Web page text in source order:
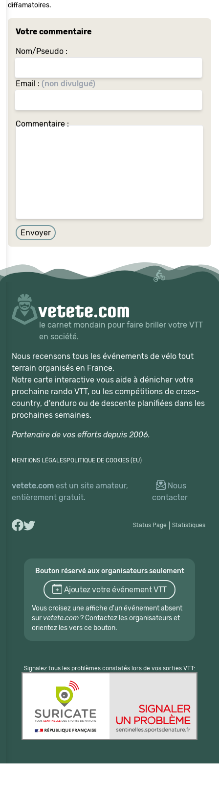
diffamatoires.
Votre commentaire
Nom/Pseudo :
Email : (non divulgué)
Commentaire :
Envoyer
le carnet mondain pour faire briller votre VTT
en société.
Nous recensons tous les événements de vélo tout
terrain organisés en France.
Notre carte interactive vous aide à dénicher votre
prochaine rando VTT, ou les compétitions de cross-
country, d'enduro ou de descente planifiées dans les
prochaines semaines.
Partenaire de vos efforts depuis 2006.
MENTIONS LÉGALESPOLITIQUE DE COOKIES (EU)
vetete.com est un site amateur,
entièrement gratuit.
Nous
contacter
Status Page Statistiques
Bouton réservé aux organisateurs seulement
Ajoutez votre événement VTT
Vous croisez une affiche d'un événement absent
sur vetete.com? Contactez les organisateurs et
orientez les vers ce bouton.
Signalez tous les problèmes constatés lors de vos sorties VTT: